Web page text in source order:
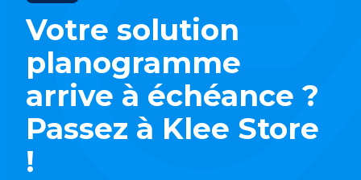
Votre solution
planogramme
arrive à échéance ?
Passez à Klee Store
!